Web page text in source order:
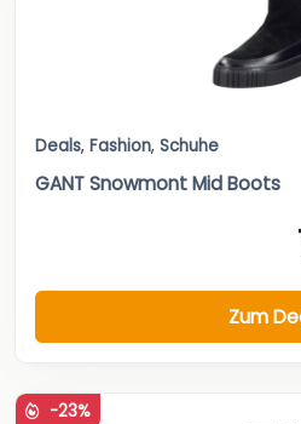
Deals, Fashion, Schuhe
GANT Snowmont Mid Boots
Zum
-23%